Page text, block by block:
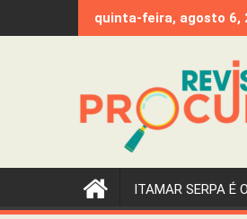
to
quinta-feira, agosto 6,
ITAMAR SERPA É